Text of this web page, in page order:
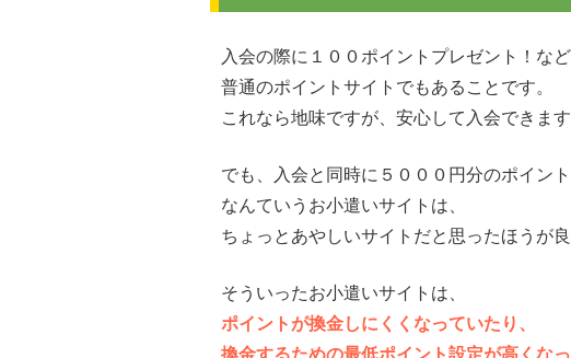
入会の際に１００ポイントプレゼント！など
普通のポイントサイトでもあることです。
これなら地味ですが、安心して入会できます
でも、入会と同時に５０００円分のポイン
なんていうお小遣いサイトは、
ちょっとあやしいサイトだと思ったほうが良
そういったお小遣いサイトは、
ポイントが換金しにくくなっていたり、